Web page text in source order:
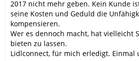
2017 nicht mehr geben. Kein Kunde
seine Kosten und Geduld die
kompensieren.
Wer es dennoch macht, hat vielleicht
bieten zu lassen.
Lidlconnect, für mich erledigt. Einmal